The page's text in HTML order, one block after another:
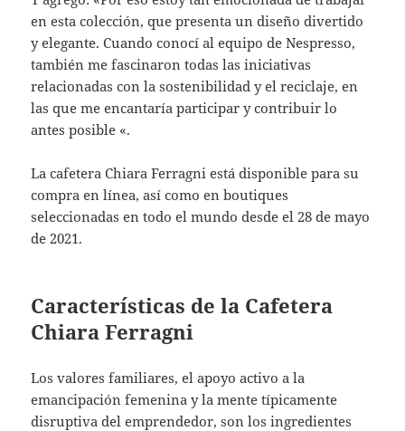
en esta colección, que presenta un diseño divertido
y elegante. Cuando conocí al equipo de Nespresso,
también me fascinaron todas las iniciativas
relacionadas con la sostenibilidad y el reciclaje, en
las que me encantaría participar y contribuir lo
antes posible «.
La cafetera Chiara Ferragni está disponible para su
compra en línea, así como en boutiques
seleccionadas en todo el mundo desde el 28 de mayo
de 2021.
Características de la Cafetera
Chiara Ferragni
Los valores familiares, el apoyo activo a la
emancipación femenina y la mente típicamente
disruptiva del emprendedor, son los ingredientes